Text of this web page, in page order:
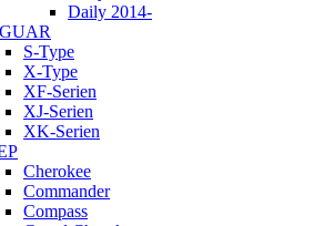
Daily 2014-
S-Type
X-Type
XF-Serien
XJ-Serien
XK-Serien
Cherokee
Commander
Compass